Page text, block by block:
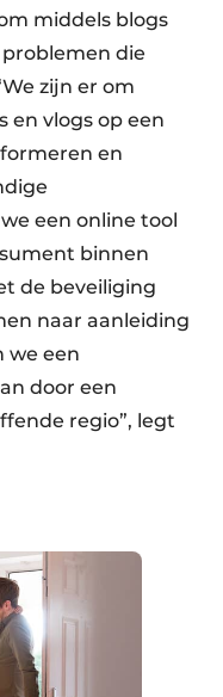
middels blogs
die
zijn er om
en vlogs op een
en
een online tool
binnen
de beveiliging
naar aanleiding
we een
door een
regio”, legt